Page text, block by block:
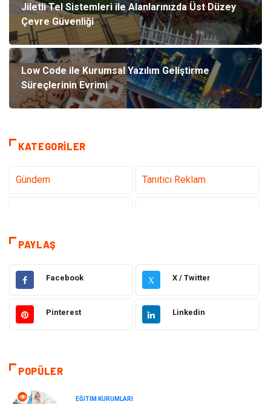
Jiletli Tel Sistemleri ile Alanlarınızda Üst Düzey
Çevre Güvenliği
Low Code ile Kurumsal Yazılım Geliştirme
Süreçlerinin Evrimi
KATEGORILER
Gündem Tanıtıcı Reklam
Dekorasyon
Gıda Elektrik Elektronik
Bilgisayar ve Yazılım Alışveriş
Hukuk
Otomotiv
PAYLAŞ
Facebook X X / Twitter
Pinterest Linkedin
POPÜLER
EĞITIM KURUMLARI